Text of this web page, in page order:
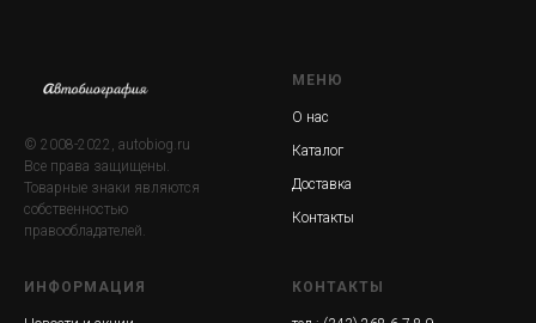
© 2008-2022, autobiog.ru
Все права защищены.
Товарные знаки являются
собственностью
правообладателей.
МЕНЮ
О нас
Каталог
Доставка
Контакты
ИНФОРМАЦИЯ КОНТАКТЫ